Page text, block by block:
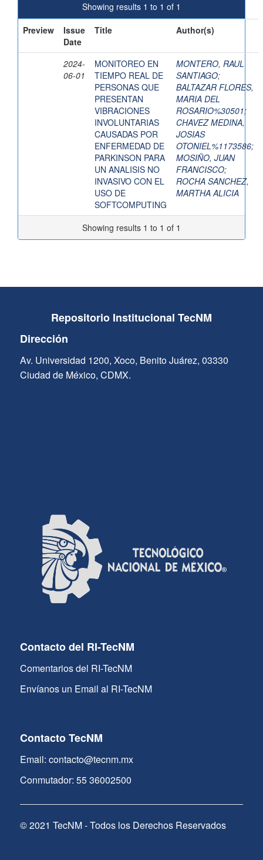
Showing results 1 to 1 of 1
Preview
Issue
Date
Title Author(s)
2024-
06-01
MONITOREO EN
TIEMPO REAL DE
PERSONAS QUE
PRESENTAN
VIBRACIONES
INVOLUNTARIAS
CAUSADAS POR
ENFERMEDAD DE
PARKINSON PARA
UN ANALISIS NO
INVASIVO CON EL
USO DE
SOFTCOMPUTING
MONTERO, RAUL
SANTIAGO;
BALTAZAR FLORES,
MARIA DEL
ROSARIO%30501;
CHAVEZ MEDINA,
JOSIAS
OTONIEL%1173586;
MOSIÑO, JUAN
FRANCISCO;
ROCHA SANCHEZ,
MARTHA ALICIA
Showing results 1 to 1 of 1
Repositorio Institucional TecNM
Dirección
Av. Universidad 1200, Xoco, Benito Juárez, 03330
Ciudad de México, CDMX.
Contacto del RI-TecNM
Comentarios del RI-TecNM
Envíanos un Email al RI-TecNM
Contacto TecNM
Email: contacto@tecnm.mx
Conmutador: 55 36002500
© 2021 TecNM - Todos los Derechos Reservados